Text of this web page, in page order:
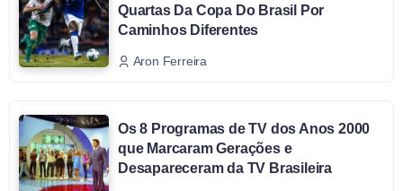
Quartas Da Copa Do Brasil Por
Caminhos Diferentes
Aron Ferreira
Os 8 Programas de TV dos Anos 2000
que Marcaram Gerações e
Desapareceram da TV Brasileira